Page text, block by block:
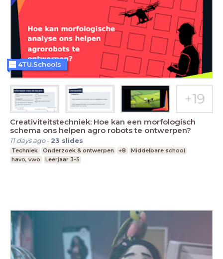
Creativiteitstechniek: Hoe kan een morfologisch
schema ons helpen agro robots te ontwerpen?
11 days ago- 23 slides
Techniek Onderzoek & ontwerpen +8
Middelbare school
havo, vwo
Leerjaar 3-5
4TU.Schools